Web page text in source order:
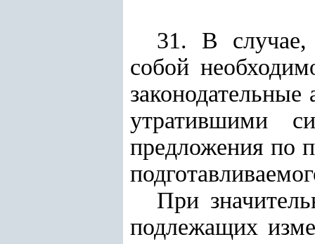
31. В случае,
собой
утратившими
предложения по
При
подлежащих